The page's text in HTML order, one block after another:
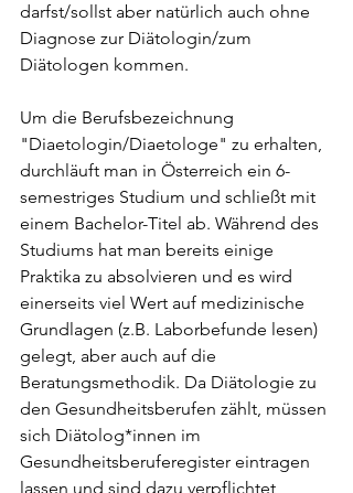
darfst/sollst aber natürlich auch ohne
Diagnose zur Diätologin/zum
Diätologen kommen.
Um die Berufsbezeichnung
"Diaetologin/Diaetologe" zu erhalten,
durchläuft man in Österreich ein 6-
semestriges Studium und schließt mit
einem Bachelor-Titel ab. Während des
Studiums hat man bereits einige
Praktika zu absolvieren und es wird
einerseits viel Wert auf medizinische
Grundlagen (z.B. Laborbefunde lesen)
gelegt, aber auch auf die
Beratungsmethodik. Da Diätologie zu
den Gesundheitsberufen zählt, müssen
sich Diätolog*innen im
Gesundheitsberuferegister eintragen
lassen und sind dazu verpflichtet,